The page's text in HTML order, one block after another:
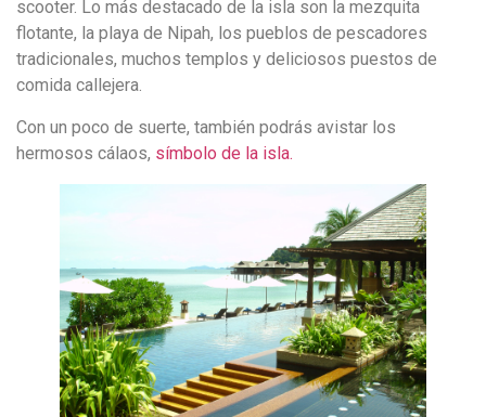
scooter. Lo más destacado de la isla son la mezquita
flotante, la playa de Nipah, los pueblos de pescadores
tradicionales, muchos templos y deliciosos puestos de
comida callejera.
Con un poco de suerte, también podrás avistar los
hermosos cálaos, símbolo de la isla.